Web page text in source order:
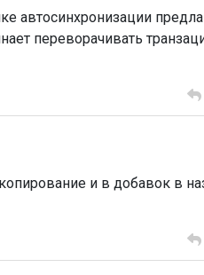
автосинхронизации
переворачивать
и в добавок в